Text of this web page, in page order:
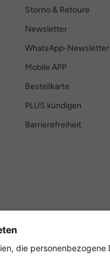
Storno & Retoure
Newsletter
WhatsApp-Newsletter
Mobile APP
Bestellkarte
PLUS kündigen
Barrierefreiheit
Sicher einkaufen mit